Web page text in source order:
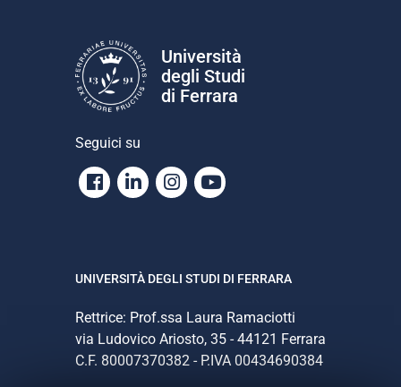
Università
degli Studi
di Ferrara
Seguici su
Facebook
LinkedinInstagram
Youtube
UNIVERSITÀ DEGLI STUDI DI FERRARA
Rettrice: Prof.ssa Laura Ramaciotti
via Ludovico Ariosto, 35 - 44121 Ferrara
C.F. 80007370382 - P.IVA 00434690384